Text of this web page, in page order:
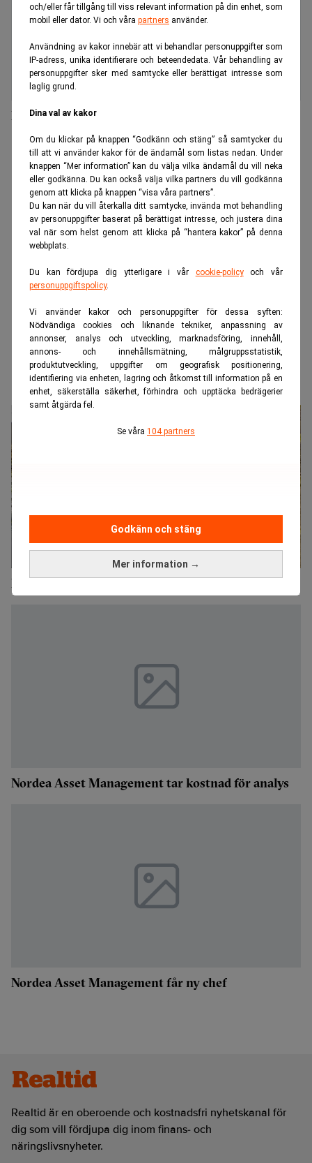
och/eller får tillgång till viss relevant information på din enhet, som
mobil eller dator. Vi och våra partners använder.
Användning av kakor innebär att vi behandlar personuppgifter som
IP-adress, unika identifierare och beteendedata. Vår behandling av
personuppgifter sker med samtycke eller berättigat intresse som
laglig grund.
Dina val av kakor
Om du klickar på knappen “Godkänn och stäng” så samtycker du
till att vi använder kakor för de ändamål som listas nedan. Under
knappen “Mer information” kan du välja vilka ändamål du vill neka
eller godkänna. Du kan också välja vilka partners du vill godkänna
genom att klicka på knappen “visa våra partners”.
Du kan när du vill återkalla ditt samtycke, invända mot behandling
av personuppgifter baserat på berättigat intresse, och justera dina
val när som helst genom att klicka på “hantera kakor” på denna
webbplats.
Du kan fördjupa dig ytterligare i vår cookie-policyoch vår
personuppgiftspolicy.
Vi använder kakor och personuppgifter för dessa syften:
Nödvändiga cookies och liknande tekniker, anpassning av
annonser, analys och utveckling, marknadsföring, innehåll,
annons- och innehållsmätning, målgruppsstatistik,
produktutveckling, uppgifter om geografisk positionering,
identifiering via enheten, lagring och åtkomst till information på en
enhet, säkerställa säkerhet, förhindra och upptäcka bedrägerier
samt åtgärda fel.
Se våra 104 partners
Mer information →
Godkänn och stäng
Nordea går in som ägare i Madrague
ANNONS
Nordea säljer private banking-verksamhet till UBS
Nordea Asset Management tar kostnad för analys
Nordea Asset Management får ny chef
Realtid är en oberoende och kostnadsfri nyhetskanal för
dig som vill fördjupa dig inom finans- och
näringslivsnyheter.